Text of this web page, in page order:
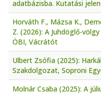
adatbázisba. Kutatási
Horváth F., Mázsa K.,
Z. (2026): A Juhdöglő-
ÖBI, Vácrátót
Ulbert Zsófia (2025):
Szakdolgozat, Soproni
Molnár Csaba (2025): A